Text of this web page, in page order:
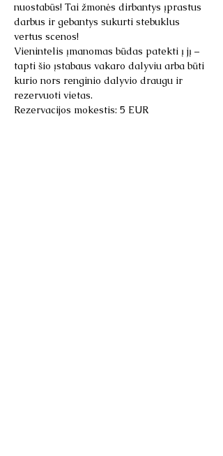
nuostabūs! Tai žmonės dirbantys įprastus
darbus ir gebantys sukurti stebuklus
vertus scenos!
Vienintelis įmanomas būdas patekti į jį –
tapti šio įstabaus vakaro dalyviu arba būti
kurio nors renginio dalyvio draugu ir
rezervuoti vietas.
Rezervacijos mokestis: 5 EUR